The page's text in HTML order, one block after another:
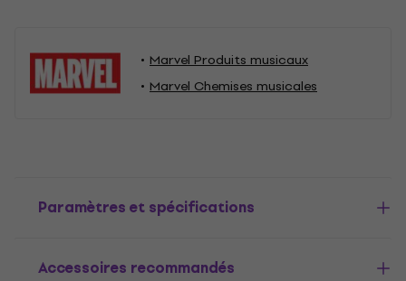
Marvel Produits musicaux
Marvel Chemises musicales
Paramètres et spécifications
Accessoires recommandés